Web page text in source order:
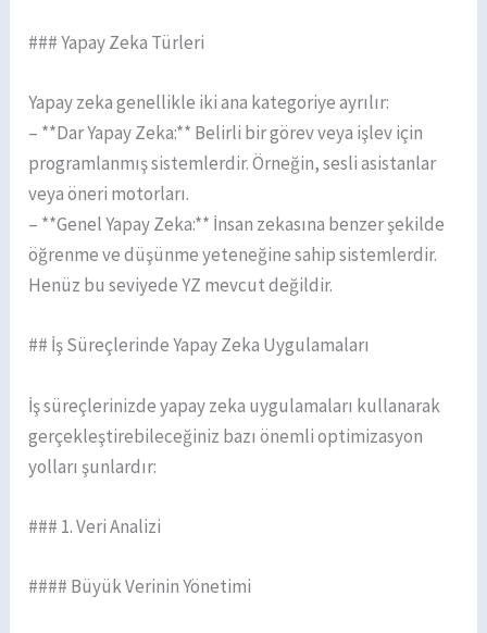
### Yapay Zeka Türleri
Yapay zeka genellikle iki ana kategoriye ayrılır:
– **Dar Yapay Zeka:** Belirli bir görev veya işlev için
programlanmış sistemlerdir. Örneğin, sesli asistanlar
veya öneri motorları.
– **Genel Yapay Zeka:** İnsan zekasına benzer şekilde
öğrenme ve düşünme yeteneğine sahip sistemlerdir.
Henüz bu seviyede YZ mevcut değildir.
## İş Süreçlerinde Yapay Zeka Uygulamaları
İş süreçlerinizde yapay zeka uygulamaları kullanarak
gerçekleştirebileceğiniz bazı önemli optimizasyon
yolları şunlardır:
### 1. Veri Analizi
#### Büyük Verinin Yönetimi